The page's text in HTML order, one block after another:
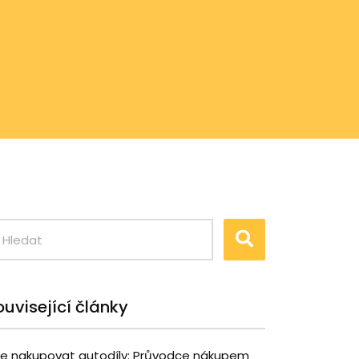
články
nakupovat autodíly: Průvodce nákupem